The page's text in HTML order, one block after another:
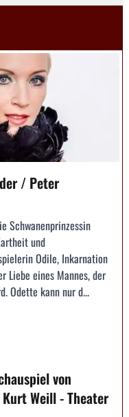
/ Peter
Schwanen­prinzessin
und
Odile, Inkarnation
Liebe eines Mannes, der
Odette kann nur d...
von
Weill - Theater